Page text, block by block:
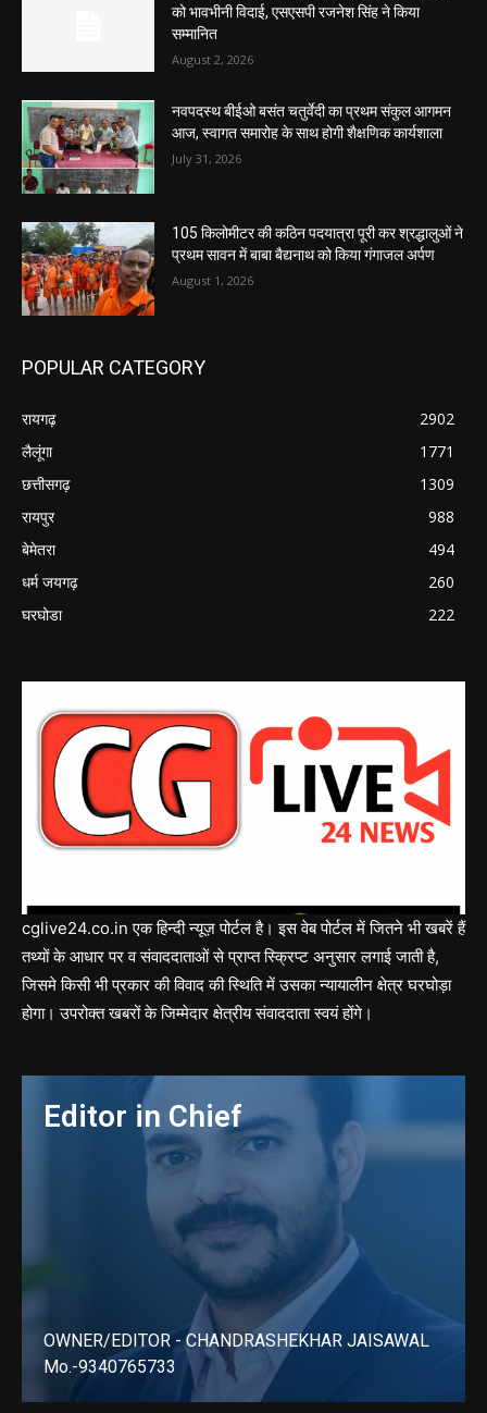
को भावभीनी विदाई, एसएसपी रजनेश सिंह ने किया
सम्मानित
August 2, 2026
नवपदस्थ बीईओ बसंत चतुर्वेदी का प्रथम संकुल आगमन
आज, स्वागत समारोह के साथ होगी शैक्षणिक कार्यशाला
July 31, 2026
105 किलोमीटर की कठिन पदयात्रा पूरी कर श्रद्धालुओं ने
प्रथम सावन में बाबा बैद्यनाथ को किया गंगाजल अर्पण
August 1, 2026
POPULAR CATEGORY
रायगढ़
2902
लैलूंगा
1771
छत्तीसगढ़
1309
रायपुर
988
बेमेतरा
494
धर्म जयगढ़
260
घरघोडा
222
cglive24.co.in एक हिन्दी न्यूज़ पोर्टल है। इस वेब पोर्टल में जितने भी खबरें हैं
तथ्यों के आधार पर व संवाददाताओं से प्राप्त स्क्रिप्ट अनुसार लगाई जाती है,
जिसमे किसी भी प्रकार की विवाद की स्थिति में उसका न्यायालीन क्षेत्र घरघोड़ा
होगा। उपरोक्त खबरों के जिम्मेदार क्षेत्रीय संवाददाता स्वयं होंगे।
Editor in Chief
OWNER/EDITOR - CHANDRASHEKHAR JAISAWAL
Mo.-9340765733